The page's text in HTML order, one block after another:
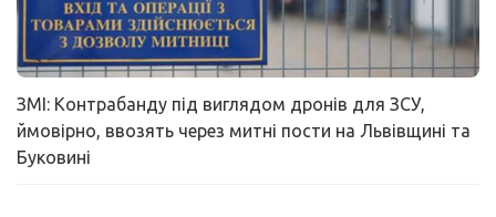
ЗМІ: Контрабанду під виглядом дронів для ЗСУ,
ймовірно, ввозять через митні пости на Львівщині та
Буковині